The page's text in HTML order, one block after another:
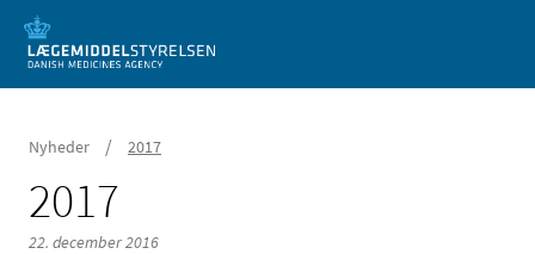
Mobil visning
Nyheder / 2017
2017
22. december 2016